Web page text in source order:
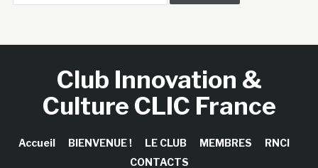
Club Innovation &
Culture CLIC France
Accueil BIENVENUE ! LE CLUB MEMBRES
RNCI
CONTACTS